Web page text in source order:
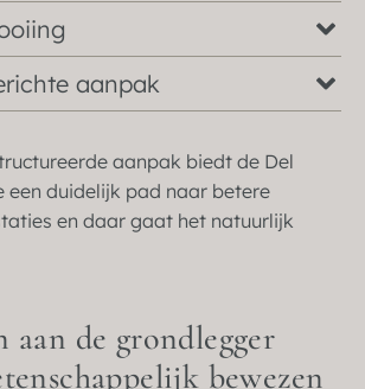
aanpak
aanpak biedt de Del
een duidelijk pad naar betere
en daar gaat het natuurlijk
aan de grondlegger
bewezen